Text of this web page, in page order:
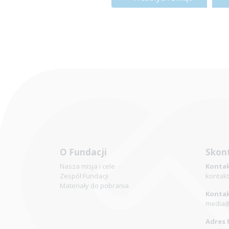
O Fundacji
Nasza misja i cele
Zespół Fundacji
Materiały do pobrania
Adres